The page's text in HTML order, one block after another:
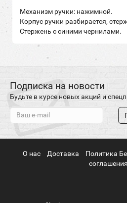
Механизм ручки: нажимной.
Корпус ручки разбирается,
Стержень с синими чернилами.
Подписка на новости
Будьте в курсе новых акций и
О нас Доставка Политика
соглашения